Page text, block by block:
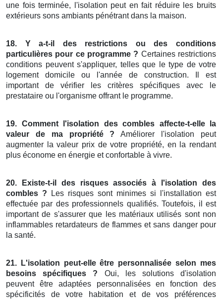
une fois terminée, l'isolation peut en fait réduire les bruits
extérieurs sons ambiants pénétrant dans la maison.
18. Y a-t-il des restrictions ou des conditions
particulières pour ce programme ? Certaines restrictions
conditions peuvent s'appliquer, telles que le type de votre
logement domicile ou l'année de construction. Il est
important de vérifier les critères spécifiques avec le
prestataire ou l'organisme offrant le programme.
19. Comment l'isolation des combles affecte-t-elle la
valeur de ma propriété ? Améliorer l'isolation peut
augmenter la valeur prix de votre propriété, en la rendant
plus économe en énergie et confortable à vivre.
20. Existe-t-il des risques associés à l'isolation des
combles ? Les risques sont minimes si l'installation est
effectuée par des professionnels qualifiés. Toutefois, il est
important de s'assurer que les matériaux utilisés sont non
inflammables retardateurs de flammes et sans danger pour
la santé.
21. L'isolation peut-elle être personnalisée selon mes
besoins spécifiques ? Oui, les solutions d'isolation
peuvent être adaptées personnalisées en fonction des
spécificités de votre habitation et de vos préférences